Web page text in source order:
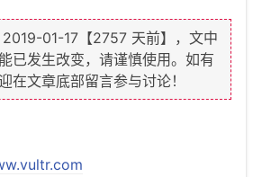
2019-01-17 【2757 天前】，文中
已发生改变，请谨慎使用。如有
在文章底部留言参与讨论！